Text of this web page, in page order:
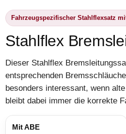
Fahrzeugspezifischer Stahlflexsatz
Stahlflex
Dieser Stahlflex
entsprechenden
besonders interessant, wenn
bleibt dabei immer die korrekte
Mit ABE